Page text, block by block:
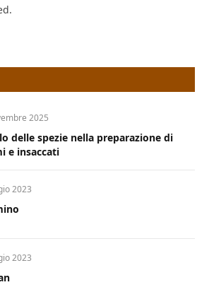
2025
delle spezie nella preparazione di
e insaccati
2023
2023